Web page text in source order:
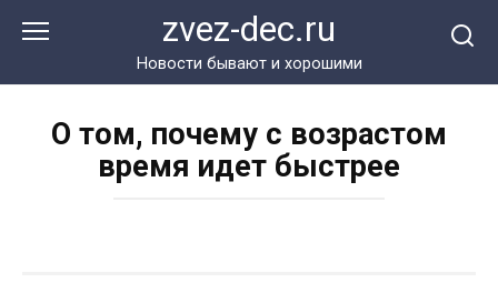
zvez-dec.ru
Новости бывают и хорошими
О том, почему с возрастом
время идет быстрее